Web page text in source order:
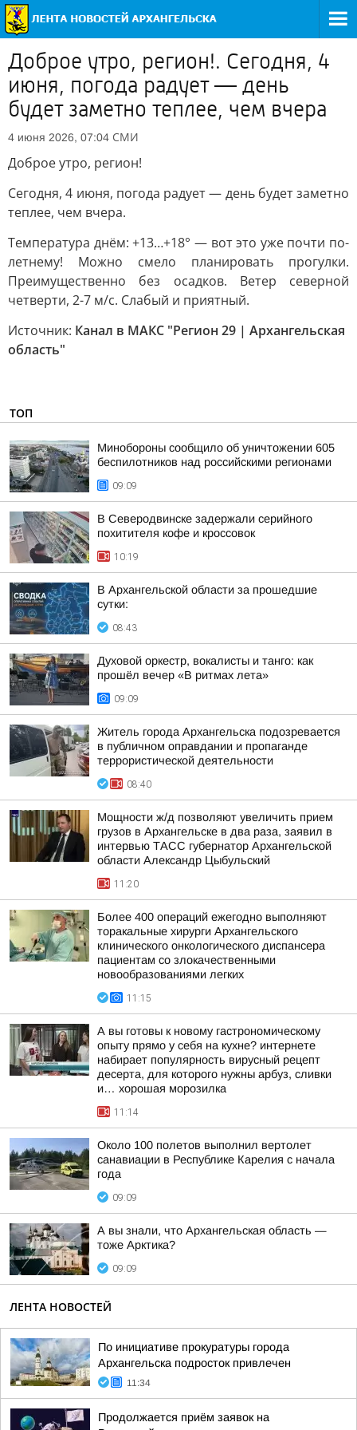
Доброе утро, регион!. Сегодня, 4
июня, погода радует — день
будет заметно теплее, чем вчера
4 июня 2026, 07:04 СМИ
Доброе утро, регион!
Сегодня, 4 июня, погода радует — день будет заметно
теплее, чем вчера.
Температура днём: +13…+18° — вот это уже почти по-
летнему! Можно смело планировать прогулки.
Преимущественно без осадков. Ветер северной
четверти, 2-7 м/с. Слабый и приятный.
Источник: Канал в МАКС "Регион 29 | Архангельская
область"
ТОП
Минобороны сообщило об уничтожении 605
беспилотников над российскими регионами
09:09
В Северодвинске задержали серийного
похитителя кофе и кроссовок
10:19
В Архангельской области за прошедшие
сутки:
08:43
Духовой оркестр, вокалисты и танго: как
прошёл вечер «В ритмах лета»
09:09
Житель города Архангельска подозревается
в публичном оправдании и пропаганде
террористической деятельности
08:40
Мощности ж/д позволяют увеличить прием
грузов в Архангельске в два раза, заявил в
интервью ТАСС губернатор Архангельской
области Александр Цыбульский
11:20
Более 400 операций ежегодно выполняют
торакальные хирурги Архангельского
клинического онкологического диспансера
пациентам со злокачественными
новообразованиями легких
11:15
А вы готовы к новому гастрономическому
опыту прямо у себя на кухне? интернете
набирает популярность вирусный рецепт
десерта, для которого нужны арбуз, сливки
и… хорошая морозилка
11:14
Около 100 полетов выполнил вертолет
санавиации в Республике Карелия с начала
года
09:09
А вы знали, что Архангельская область —
тоже Арктика?
09:09
ЛЕНТА НОВОСТЕЙ
По инициативе прокуратуры города
Архангельска подросток привлечен
11:34
Продолжается приём заявок на